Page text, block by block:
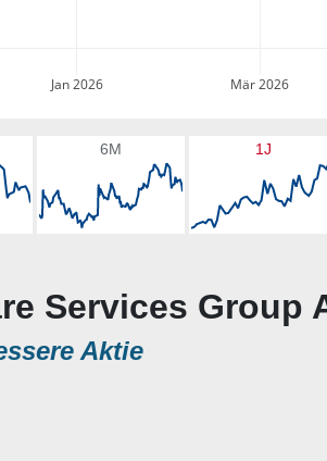
Jan 2026 Mär 2026
6M 1J
Services Group
Aktie